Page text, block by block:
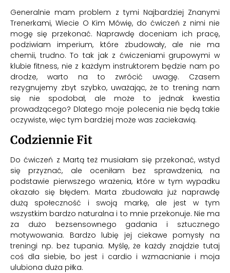
Generalnie mam problem z tymi Najbardziej Znanymi
Trenerkami, Wiecie O Kim Mówię, do ćwiczeń z nimi nie
mogę się przekonać. Naprawdę doceniam ich pracę,
podziwiam imperium, które zbudowały, ale nie ma
chemii, trudno. To tak jak z ćwiczeniami grupowymi w
klubie fitness, nie z każdym instruktorem będzie nam po
drodze, warto na to zwrócić uwagę. Czasem
rezygnujemy zbyt szybko, uważając, że to trening nam
się nie spodobał, ale może to jednak kwestia
prowadzącego? Dlatego moje polecenia nie będą takie
oczywiste, więc tym bardziej może was zaciekawią.
Codziennie Fit
Do ćwiczeń z Martą też musiałam się przekonać, wstyd
się przyznać, ale oceniłam bez sprawdzenia, na
podstawie pierwszego wrażenia, które w tym wypadku
okazało się błędem. Marta zbudowała już naprawdę
dużą społeczność i swoją markę, ale jest w tym
wszystkim bardzo naturalna i to mnie przekonuje. Nie ma
za dużo bezsensownego gadania i sztucznego
motywowania. Bardzo lubię jej ciekawe pomysły na
treningi np. bez tupania. Myślę, że każdy znajdzie tutaj
coś dla siebie, bo jest i cardio i wzmacnianie i moja
ulubiona duża piłka.